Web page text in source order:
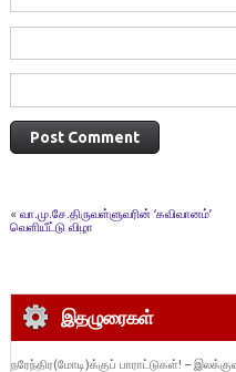
« வா.மு.சே.திருவள்ளுவரின் ‘கவிவானம்’
வெளியீட்டு விழா
இதழுரைகள்
நரேந்திர(மோடி)க்குப் பாராட்டுகள்! –